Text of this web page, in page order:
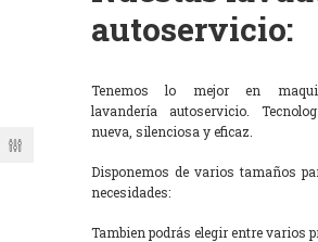
autoservicio:
Tenemos lo mejor en
lavandería autoservicio.
nueva, silenciosa y eficaz.
Disponemos de varios tamaños
necesidades:
Tambien podrás elegir entre varios